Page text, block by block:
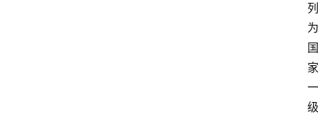
列
为
国
家
一
级